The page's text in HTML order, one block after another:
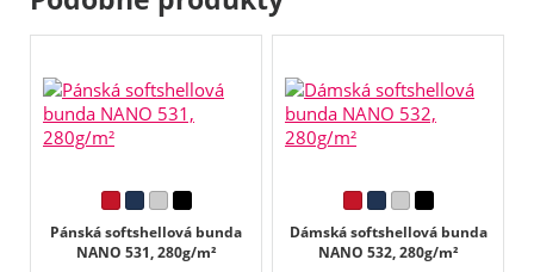
Pánská softshellová bunda
NANO 531, 280g/m²
Dámská softshellová bunda
NANO 532, 280g/m²